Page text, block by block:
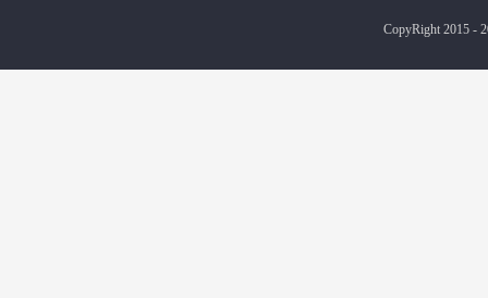
CopyRight 2015 -